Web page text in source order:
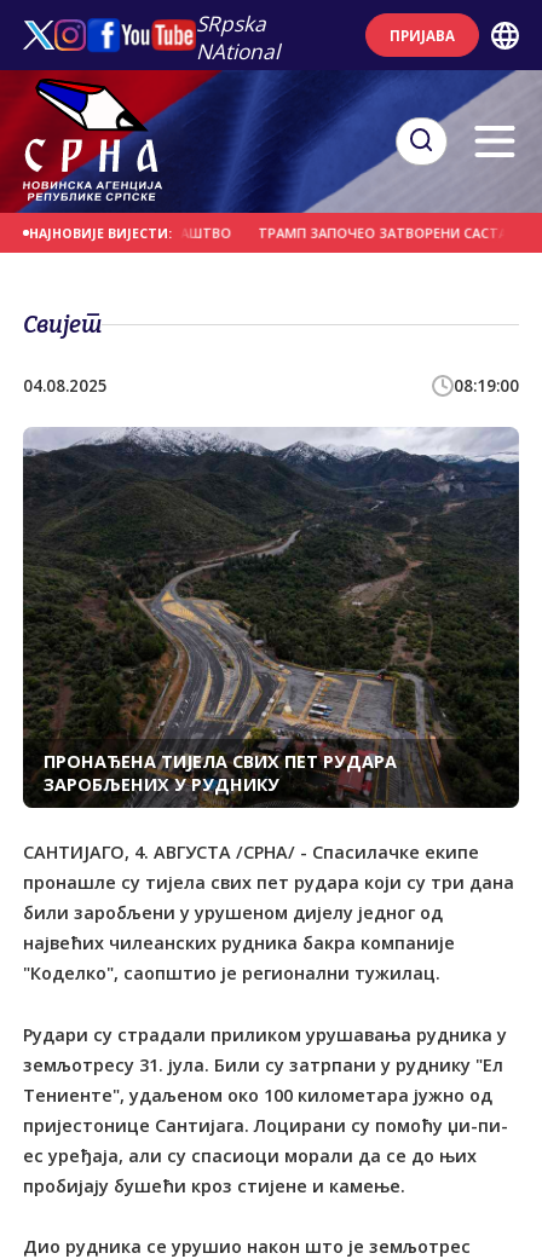
SRpska
NAtional
ПРИЈАВА
НАЈНОВИЈЕ ВИЈЕСТИ:
У ТУЖИЛАШТВО ТРАМП ЗАПОЧЕО ЗАТВОРЕНИ САСТАНАК СА
Свијет
04.08.2025 08:19:00
ПРОНАЂЕНА ТИЈЕЛА СВИХ ПЕТ РУДАРА
ЗАРОБЉЕНИХ У РУДНИКУ
САНТИЈАГО, 4. АВГУСТА /СРНА/ - Спасилачке екипе
пронашле су тијела свих пет рудара који су три дана
били заробљени у урушеном дијелу једног од
највећих чилеанских рудника бакра компаније
"Коделко", саопштио је регионални тужилац.
Рудари су страдали приликом урушавања рудника у
земљотресу 31. јула. Били су затрпани у руднику "Ел
Tениенте", удаљеном око 100 километара јужно од
пријестонице Сантијага. Лоцирани су помоћу џи-пи-
ес уређаја, али су спасиоци морали да се до њих
пробијају бушећи кроз стијене и камење.
Дио рудника се урушио након што је земљотрес